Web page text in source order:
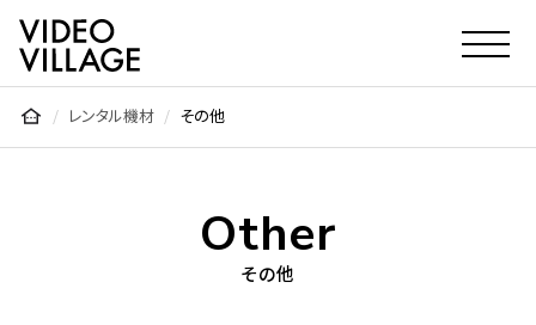
Video Village Inc.
レンタル機材 その他
Other
その他